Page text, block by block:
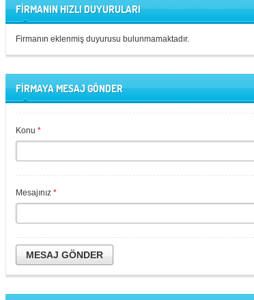
FİRMANIN HIZLI DUYURULARI
Firmanın eklenmiş duyurusu bulunmamaktadır.
FİRMAYA MESAJ GÖNDER
Konu *
Mesajınız *
MESAJ GÖNDER